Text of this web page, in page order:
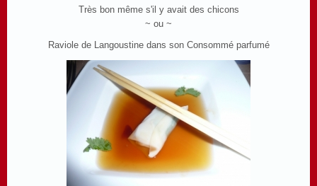
Très bon même s'il y avait des chicons
~ ou ~
Raviole de Langoustine dans son Consommé parfumé